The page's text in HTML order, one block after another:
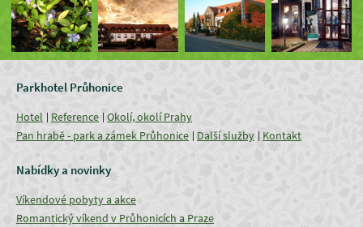
Parkhotel Průhonice
Hotel Reference Okolí, okolí Prahy
Pan hrabě - park a zámek Průhonice
Další služby Kontakt
Nabídky a novinky
Víkendové pobyty a akce
Romantický víkend v Průhonicích a Praze